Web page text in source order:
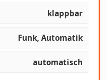
klappbar
Funk, Automatik
automatisch